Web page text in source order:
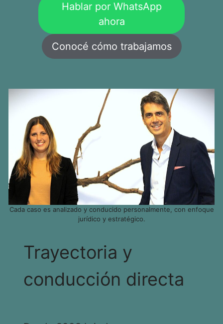
Hablar por WhatsApp
ahora
Conocé cómo trabajamos
Cada caso es analizado y conducido personalmente, con enfoque
jurídico y estratégico.
Trayectoria y
conducción directa